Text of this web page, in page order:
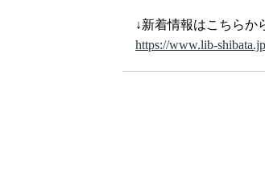
↓新着情報はこちらか
https://www.lib-